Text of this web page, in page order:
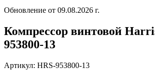
Обновление от 09.08.2026 г.
Компрессор винтовой
953800-13
Артикул: HRS-953800-13